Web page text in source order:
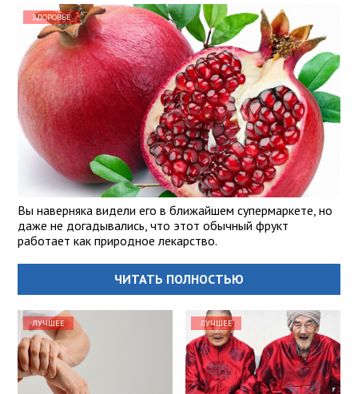
ЗДОРОВЬЕ
Вы наверняка видели его в ближайшем супермаркете, но
даже не догадывались, что этот обычный фрукт
работает как природное лекарство.
ЧИТАТЬ ПОЛНОСТЬЮ
ЛУЧШЕЕ ЛУЧШЕЕ